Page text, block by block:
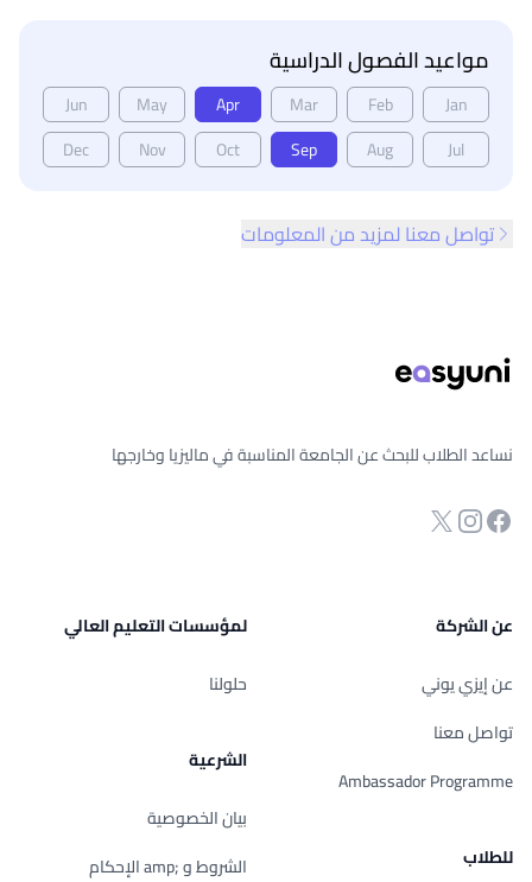
مواعيد الفصول الدراسية
Jan
Feb
Mar
Apr
May
Jun
Jul
Aug
Sep
Oct
Nov
Dec
تواصل معنا لمزيد من المعلومات
نساعد الطلاب للبحث عن الجامعة المناسبة في ماليزيا وخارجها
صفحة الفيسبوك
انستجرام
Twitter
عن الشركة
عن إيزي يوني
تواصل معنا
Ambassador Programme
للطلاب
لمؤسسات التعليم العالي
حلولنا
الشرعية
بيان الخصوصية
الشروط و ;amp الإحكام